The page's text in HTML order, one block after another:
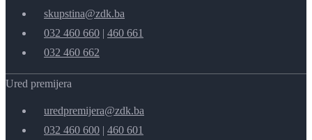
skupstina@zdk.ba
032 460 660 | 460 661
032 460 662
Ured premijera
uredpremijera@zdk.ba
032 460 600 | 460 601